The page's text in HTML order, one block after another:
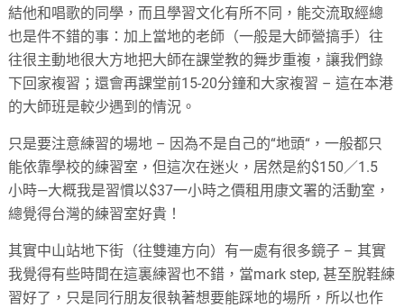
結他和唱歌的同學，而且學習文化有所不同，能交流取經總
也是件不錯的事：加上當地的老師（一般是大師營搞手）往
往很主動地很大方地把大師在課堂教的舞步重複，讓我們錄
下回家複習；還會再課堂前15-20分鐘和大家複習 – 這在本港
的大師班是較少遇到的情況。
只是要注意練習的場地 – 因為不是自己的“地頭“，一般都只
能依靠學校的練習室，但這次在迷火，居然是約$150／1.5
小時—大概我是習慣以$37一小時之價租用康文署的活動室，
總覺得台灣的練習室好貴！
其實中山站地下街（往雙連方向）有一處有很多鏡子 – 其實
我覺得有些時間在這裏練習也不錯，當mark step, 甚至脫鞋練
習好了，只是同行朋友很執著想要能踩地的場所，所以也作